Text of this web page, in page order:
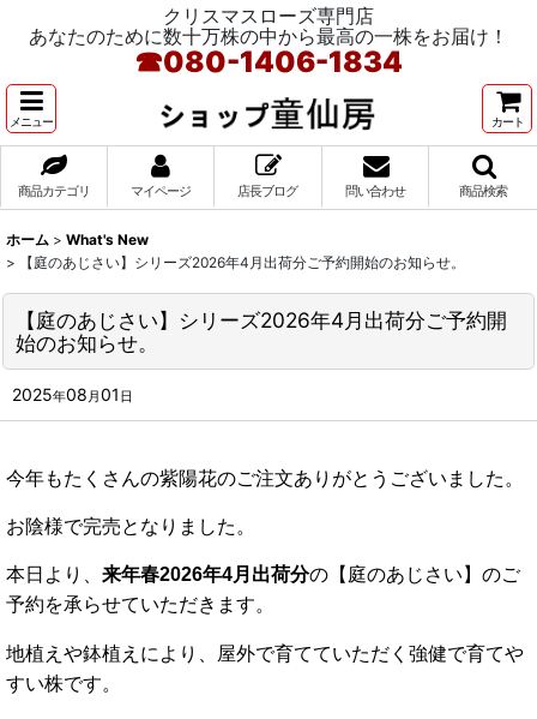
クリスマスローズ専門店
あなたのために数十万株の中から最高の一株をお届け！
☎080-1406-1834
メニュー カート
商品カテゴリ マイページ 店長ブログ 問い合わせ 商品検索
ホーム > What's New
>
【庭のあじさい】シリーズ2026年4月出荷分ご予約開始のお知らせ。
【庭のあじさい】シリーズ2026年4月出荷分ご予約開
始のお知らせ。
2025年08 月01 日
今年もたくさんの紫陽花のご注文ありがとうございました。
お陰様で完売となりました。
本日より、 来年春2026年4月出荷分の【庭のあじさい】のご
予約を承らせていただきます。
地植えや鉢植えにより、屋外で育てていただく強健で育てや
すい株です。